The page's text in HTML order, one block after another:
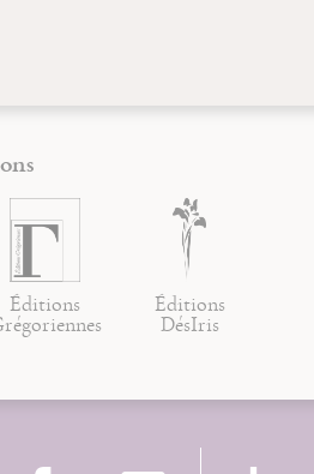
Éditions Éditions
DésIris